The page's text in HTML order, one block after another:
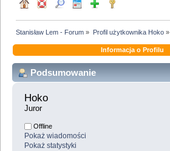
Stanisław Lem - Forum » Profil użytkownika Hoko»
Informacja o Profilu
Podsumowanie
Hoko
Juror
Offline
Pokaż wiadomości
Pokaż statystyki